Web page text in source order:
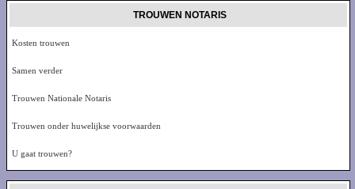
TROUWEN NOTARIS
Kosten trouwen
Samen verder
Trouwen Nationale Notaris
Trouwen onder huwelijkse voorwaarden
U gaat trouwen?